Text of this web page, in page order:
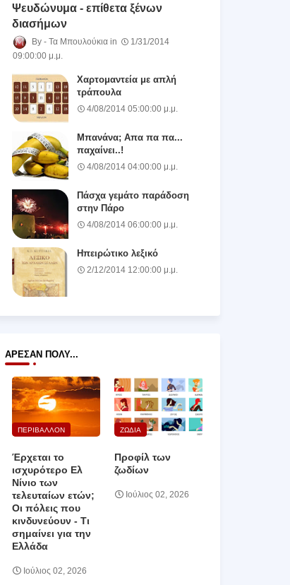
Ψευδώνυμα - επίθετα ξένων
διασήμων
Τα Μπουλούκια
1/31/2014
09:00:00 μ.μ.
Χαρτομαντεία με απλή
τράπουλα
4/08/2014 05:00:00 μ.μ.
Μπανάνα; Απα πα πα...
παχαίνει..!
4/08/2014 04:00:00 μ.μ.
Πάσχα γεμάτο παράδοση
στην Πάρο
4/08/2014 06:00:00 μ.μ.
Ηπειρώτικο λεξικό
2/12/2014 12:00:00 μ.μ.
ΆΡΕΣΑΝ ΠΟΛΎ...
ΠΕΡΙΒΑΛΛΟΝ
Έρχεται το
ισχυρότερο Ελ
Νίνιο των
τελευταίων ετών;
Οι πόλεις που
κινδυνεύουν ‑ Τι
σημαίνει για την
Ελλάδα
Ιούλιος 02, 2026
ΖΩΔΙΑ
Προφίλ των
ζωδίων
Ιούλιος 02, 2026